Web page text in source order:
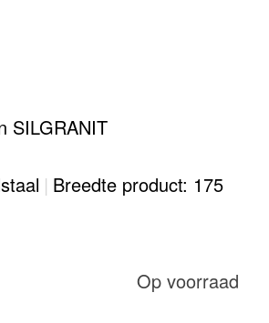
SILGRANIT
| Breedte product: 175
Op voorraad